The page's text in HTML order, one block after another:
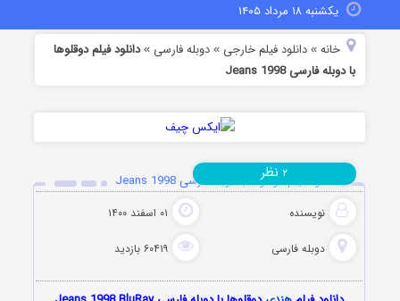
یکشنبه ۱۸ مرداد ۱۴۰۵
خانه »دانلود فیلم خارجی »دوبله فارسی »دانلود فیلم دوقلوها
با دوبله فارسی Jeans 1998
دانلود فیلم دوقلوها با دوبله فارسی Jeans 1998
نویسنده ۰۱ اسفند ۱۴۰۰
دوبله فارسی ۶۰۴۱۹ بازدید
۲ نظر